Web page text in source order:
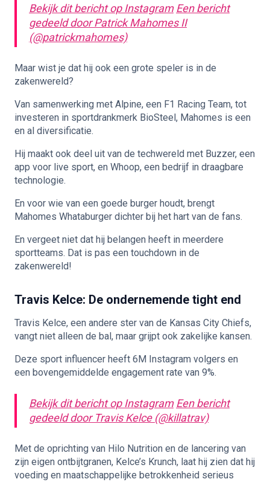
Bekijk dit bericht op Instagram Een bericht
gedeeld door Patrick Mahomes II
(@patrickmahomes)
Maar wist je dat hij ook een grote speler is in de
zakenwereld?
Van samenwerking met Alpine, een F1 Racing Team, tot
investeren in sportdrankmerk BioSteel, Mahomes is een
en al diversificatie.
Hij maakt ook deel uit van de techwereld met Buzzer, een
app voor live sport, en Whoop, een bedrijf in draagbare
technologie.
En voor wie van een goede burger houdt, brengt
Mahomes Whataburger dichter bij het hart van de fans.
En vergeet niet dat hij belangen heeft in meerdere
sportteams. Dat is pas een touchdown in de
zakenwereld!
Travis Kelce: De ondernemende tight end
Travis Kelce, een andere ster van de Kansas City Chiefs,
vangt niet alleen de bal, maar grijpt ook zakelijke kansen.
Deze sport influencer heeft 6M Instagram volgers en
een bovengemiddelde engagement rate van 9%.
Bekijk dit bericht op Instagram Een bericht
gedeeld door Travis Kelce (@killatrav)
Met de oprichting van Hilo Nutrition en de lancering van
zijn eigen ontbijtgranen, Kelce’s Krunch, laat hij zien dat hij
voeding en maatschappelijke betrokkenheid serieus